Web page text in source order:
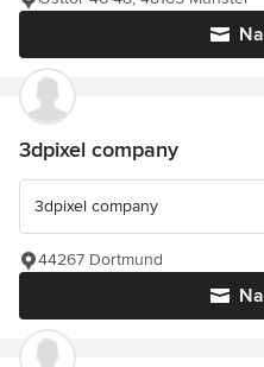
3dpixel company
3dpixel company
44267 Dortmund